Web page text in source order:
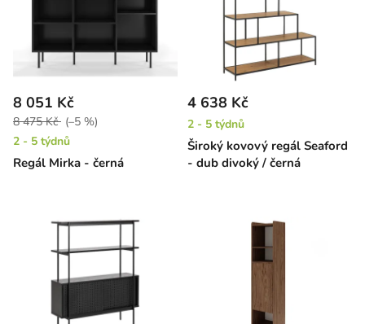
Regál Mirka - černá
8 051 Kč
8 475 Kč (–5 %)
2 - 5 týdnů
Široký kovový regál Seaford
- dub divoký / černá
4 638 Kč
2 - 5 týdnů